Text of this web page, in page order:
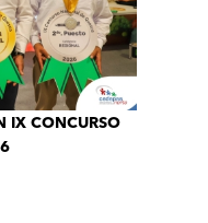
IX CONCURSO